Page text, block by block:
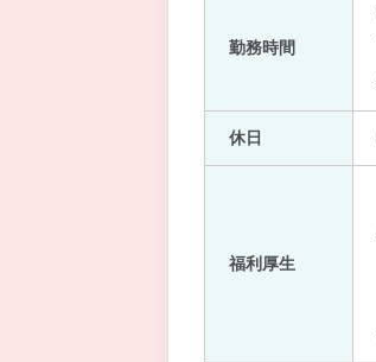
勤務時間
休日
福利厚生